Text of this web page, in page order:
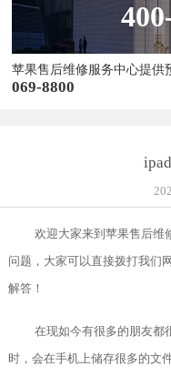
苹果售后维修服务中心提供
069-8800
欢迎大家来到苹果售后维
问题，大家可以直接拨打我们
解答！
在现如今有很多的朋友都
时，会在手机上储存很多的文